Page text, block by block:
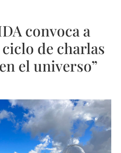
convoca a
de charlas
el universo”